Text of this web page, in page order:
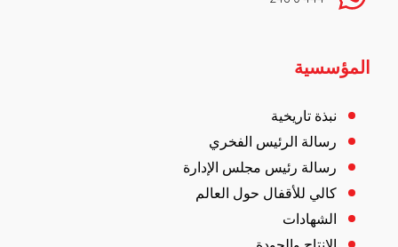
المؤسسية
نبذة تاريخية
رسالة الرئيس الفخري
رسالة رئيس مجلس الإدارة
كالي للأقفال حول العالم
الشهادات